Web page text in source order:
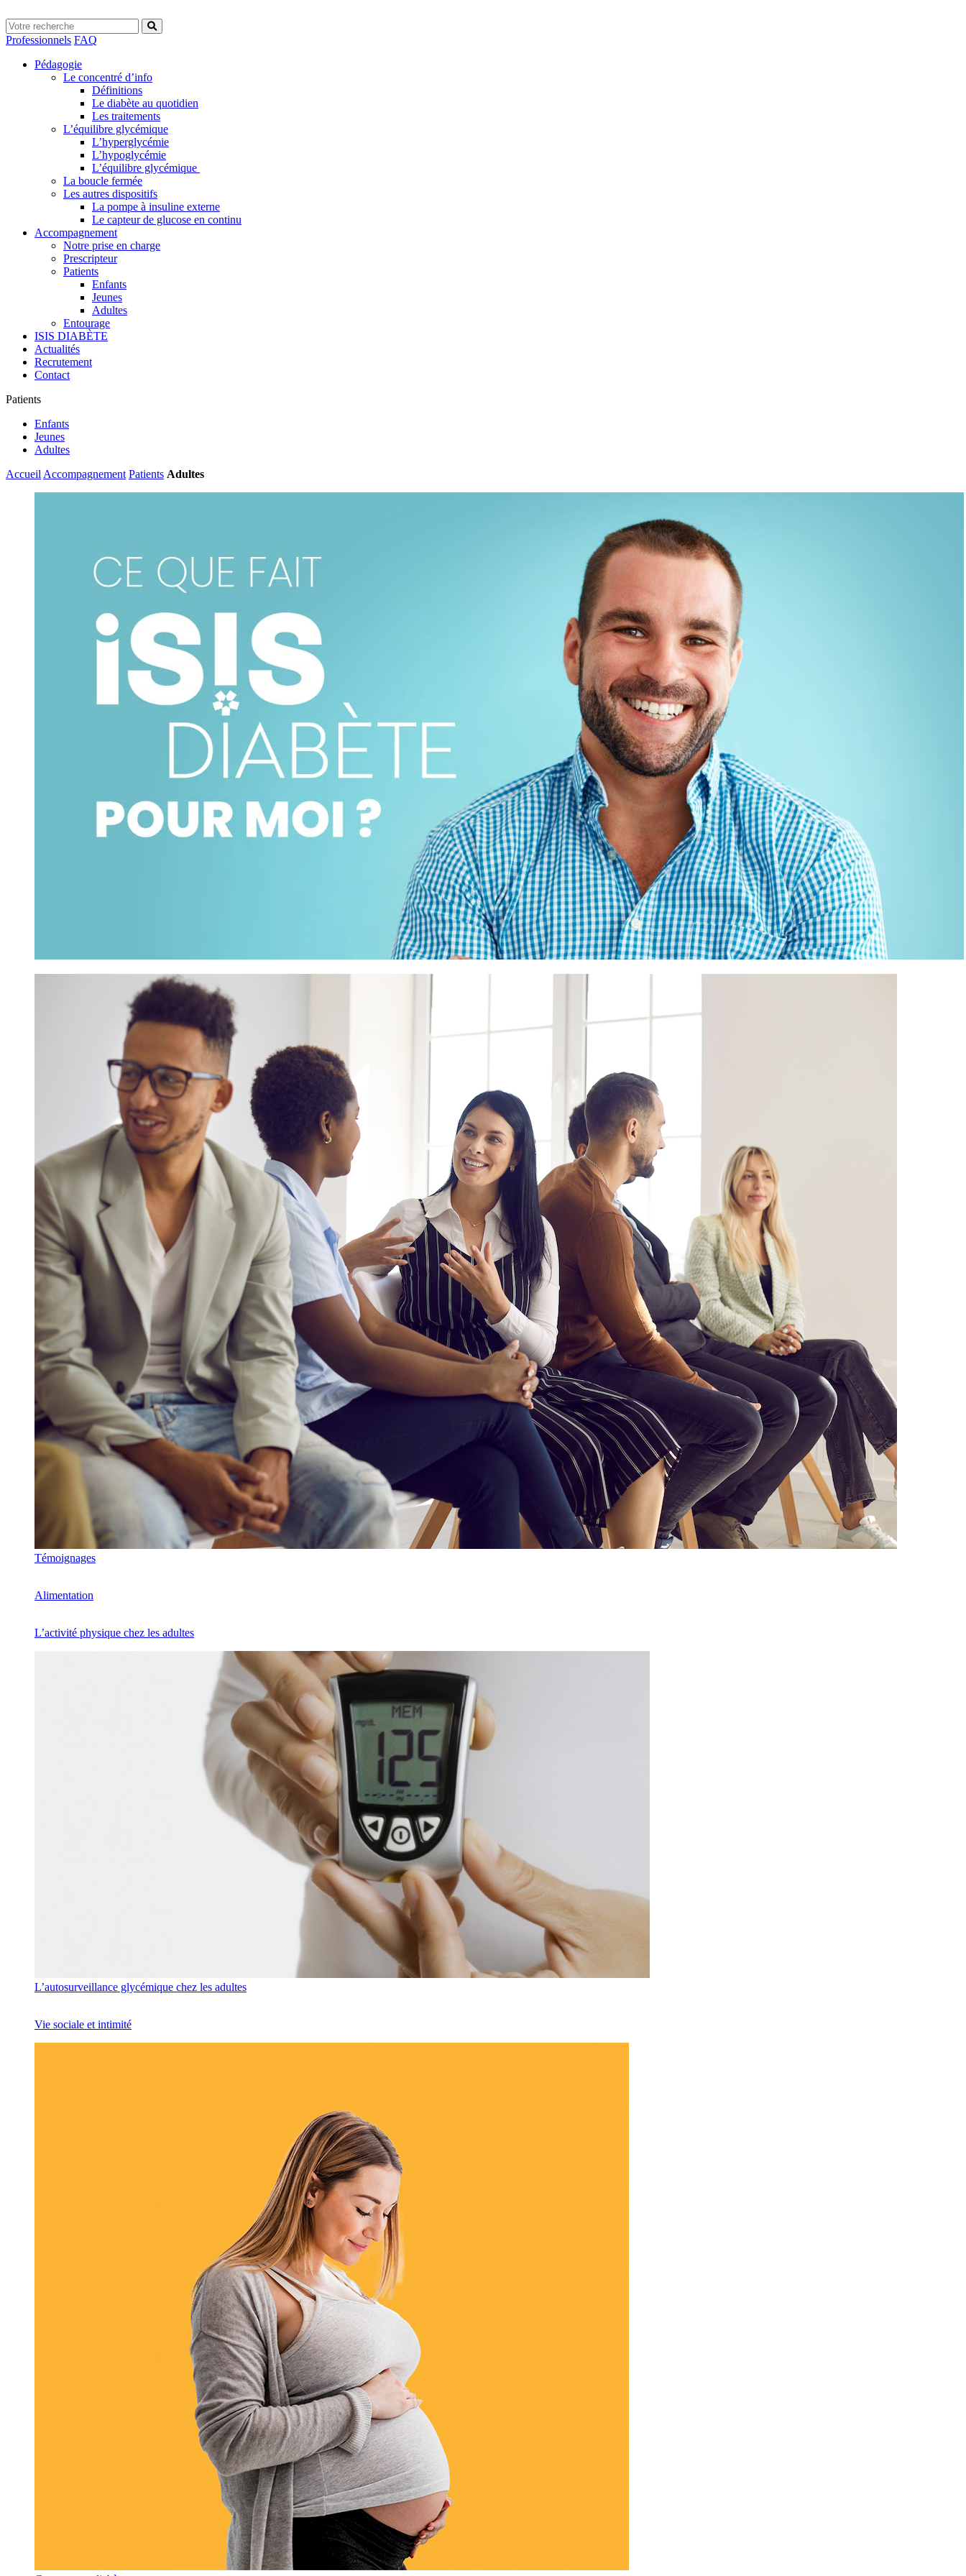
Professionnels FAQ
Pédagogie
Le concentré d’info
Définitions
Le diabète au quotidien
Les traitements
L’équilibre glycémique
L’hyperglycémie
L’hypoglycémie
L’équilibre glycémique
La boucle fermée
Les autres dispositifs
La pompe à insuline externe
Le capteur de glucose en continu
Accompagnement
Notre prise en charge
Prescripteur
Patients
Enfants
Jeunes
Adultes
Entourage
ISIS DIABÈTE
Actualités
Recrutement
Contact
Patients
Enfants
Jeunes
Adultes
Accueil Accompagnement Patients Adultes
Témoignages
Alimentation
L’activité physique chez les adultes
L’autosurveillance glycémique chez les adultes
Vie sociale et intimité